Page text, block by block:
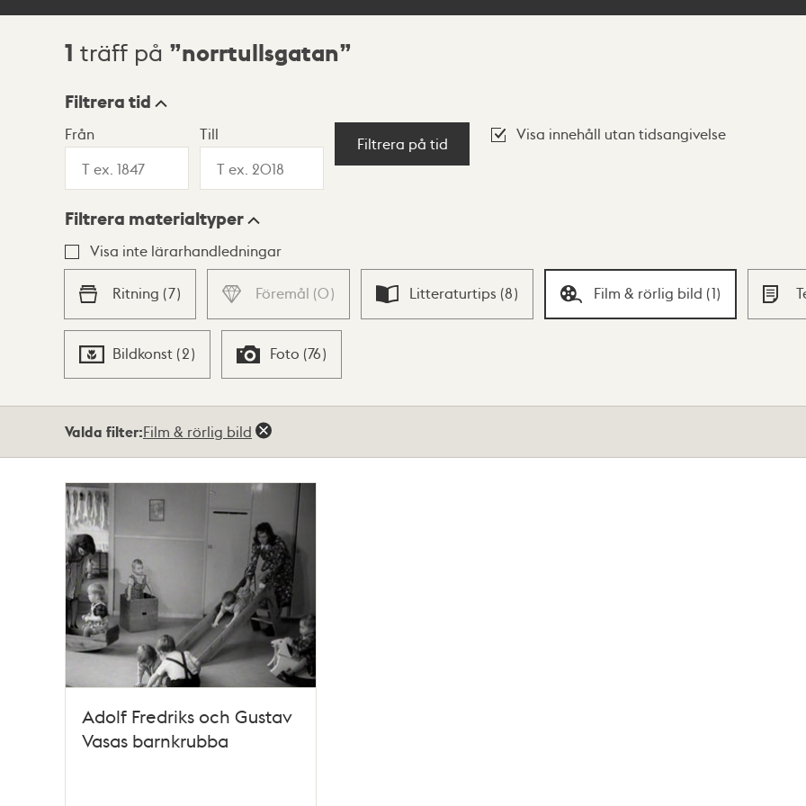
Sökresultat
1 träff på norrtullsgatan
Visningsläge
Lista Karta
Filtrera tid
Från Till
Filtrera på tid
Visa innehåll utan tidsangivelse
Filtrera materialtyper
Visa inte lärarhandledningar
Ritning (7) Föremål (0) Litteraturtips (8) Film & rörlig bild (1)
Bildkonst (2) Foto (76)
Valda filter:Film & rörlig bild
Adolf Fredriks och Gustav
Vasas barnkrubba